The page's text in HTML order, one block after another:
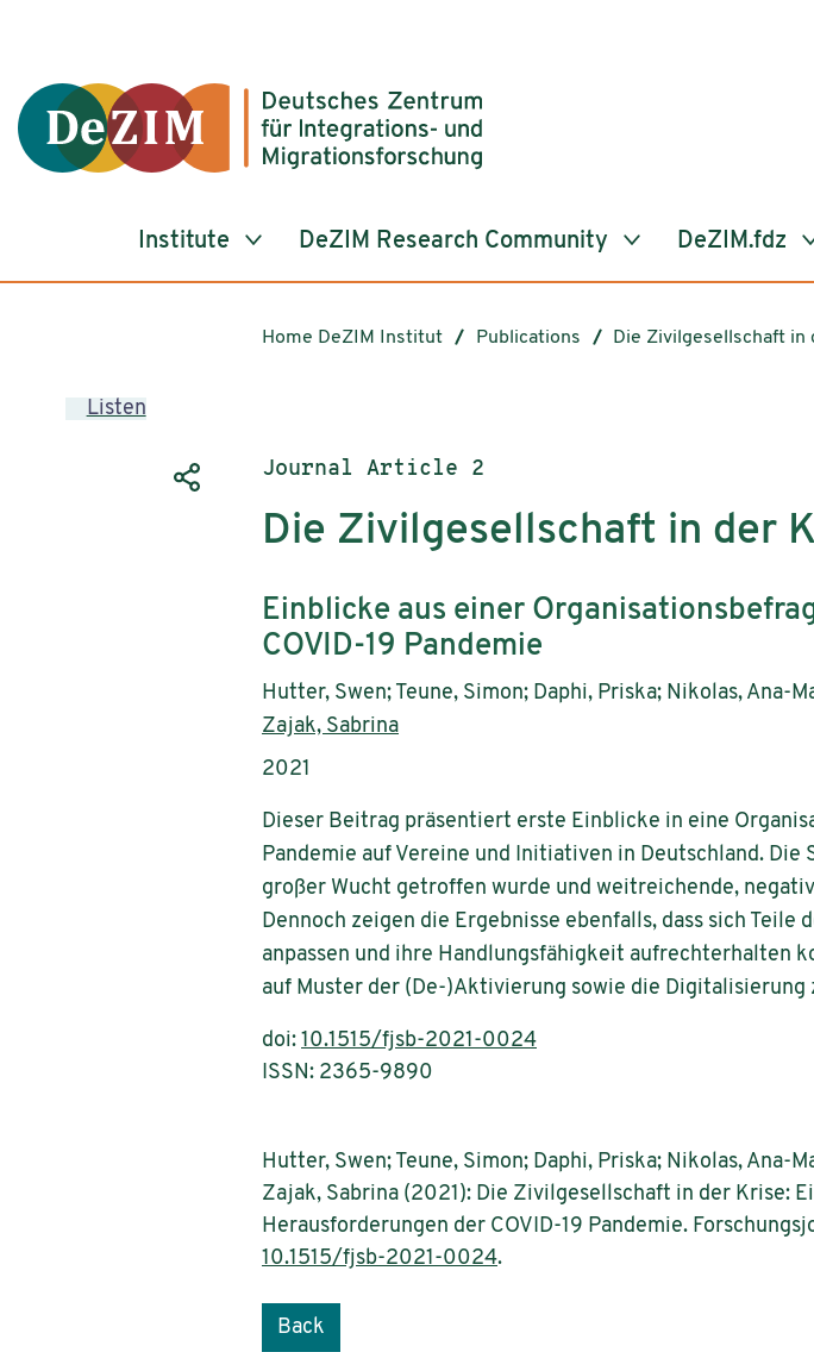
Institute DeZIM Research Community DeZIM.fdz
Home DeZIM Institut Publications Die Zivilgesellschaft in
Listen
Publication type:
Journal Article 2
Die Zivilgesellschaft in der
Subtitle:
Einblicke aus einer
COVID-19 Pandemie
Authors:
Hutter, Swen; Teune, Simon; Daphi, Priska; Nikolas, Ana-
Zajak, Sabrina
Publication year:
2021
Dieser Beitrag präsentiert erste Einblicke in eine
Pandemie auf Vereine und Initiativen in Deutschland.
großer Wucht getroffen wurde und weitreichende,
Dennoch zeigen die Ergebnisse ebenfalls, dass sich
anpassen und ihre Handlungsfähigkeit aufrechterhalten
auf Muster der (De-)Aktivierung sowie die
doi: 10.1515/fjsb-2021-0024
ISSN: 2365-9890
Hutter, Swen; Teune, Simon; Daphi, Priska; Nikolas, Ana-
Zajak, Sabrina (2021): Die Zivilgesellschaft in der Krise:
Herausforderungen der COVID-19 Pandemie.
10.1515/fjsb-2021-0024.
Back